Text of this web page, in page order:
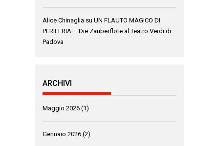
Alice Chinaglia su UN FLAUTO MAGICO DI
PERIFERIA – Die Zauberflöte al Teatro Verdi di
Padova
ARCHIVI
Maggio 2026 (1)
Gennaio 2026 (2)